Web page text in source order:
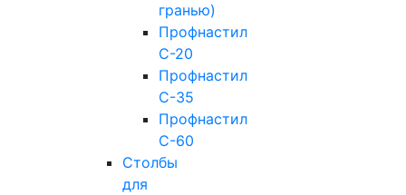
гранью)
Профнастил
С-20
Профнастил
С-35
Профнастил
С-60
Столбы
для